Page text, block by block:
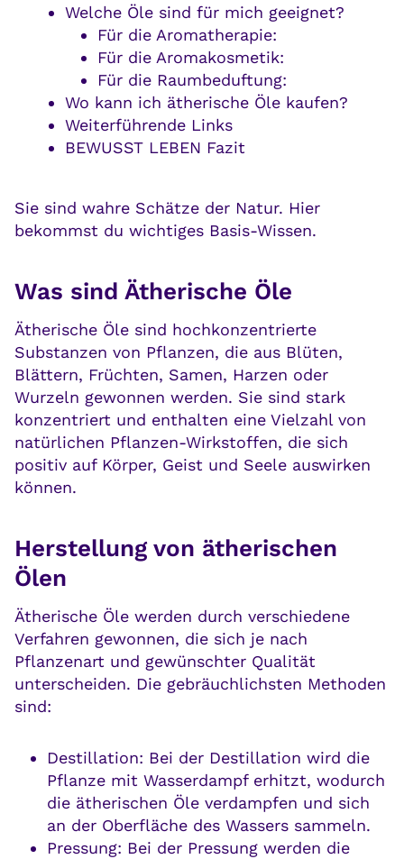
Welche Öle sind für mich geeignet?
Für die Aromatherapie:
Für die Aromakosmetik:
Für die Raumbeduftung:
Wo kann ich ätherische Öle kaufen?
Weiterführende Links
BEWUSST LEBEN Fazit
Sie sind wahre Schätze der Natur. Hier
bekommst du wichtiges Basis-Wissen.
Was sind Ätherische Öle
Ätherische Öle sind hochkonzentrierte
Substanzen von Pflanzen, die aus Blüten,
Blättern, Früchten, Samen, Harzen oder
Wurzeln gewonnen werden. Sie sind stark
konzentriert und enthalten eine Vielzahl von
natürlichen Pflanzen-Wirkstoffen, die sich
positiv auf Körper, Geist und Seele auswirken
können.
Herstellung von ätherischen
Ölen
Ätherische Öle werden durch verschiedene
Verfahren gewonnen, die sich je nach
Pflanzenart und gewünschter Qualität
unterscheiden. Die gebräuchlichsten Methoden
sind:
Destillation: Bei der Destillation wird die
Pflanze mit Wasserdampf erhitzt, wodurch
die ätherischen Öle verdampfen und sich
an der Oberfläche des Wassers sammeln.
Pressung: Bei der Pressung werden die